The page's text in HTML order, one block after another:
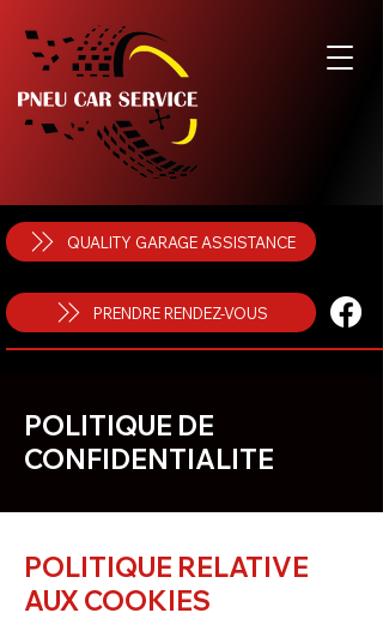
PRENDRE RENDEZ-VOUS
QUALITY GARAGE ASSISTANCE
POLITIQUE DE
CONFIDENTIALITE
POLITIQUE RELATIVE
AUX COOKIES